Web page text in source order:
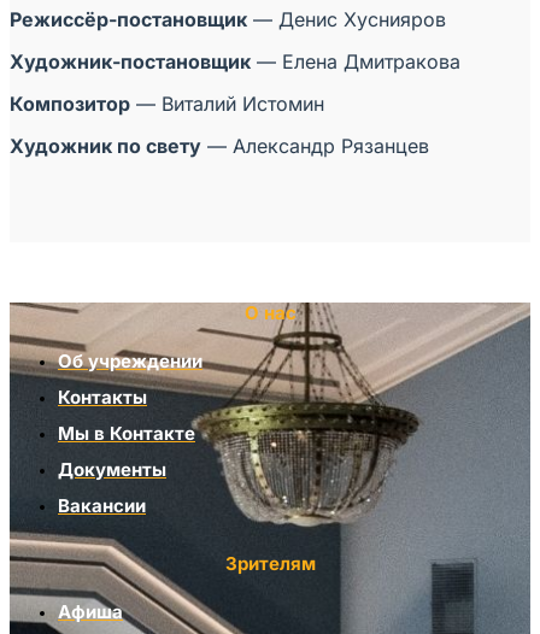
Режиссёр-постановщик — Денис Хуснияров
Художник-постановщик — Елена Дмитракова
Композитор — Виталий Истомин
Художник по свету — Александр Рязанцев
О нас
Об учреждении
Контакты
Мы в Контакте
Документы
Вакансии
Зрителям
Афиша